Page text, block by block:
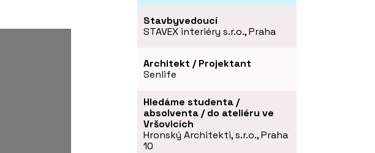
Stavbyvedoucí
STAVEX interiéry s.r.o., Praha
Architekt / Projektant
Senlife
Hledáme studenta /
absolventa / do ateliéru ve
Vršovicích
Hronský Architekti, s.r.o., Praha
10